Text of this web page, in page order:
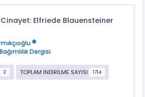
Elfriede Blauensteiner
Bağımlılık Dergisi
2 TOPLAM İNDİRİLME SAYISI 1714